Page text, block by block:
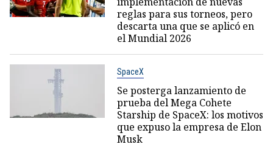
reglas para sus torneos, pero
descarta una que se aplicó en
el Mundial 2026
SpaceX
Se posterga lanzamiento de
prueba del Mega Cohete
Starship de SpaceX: los motivos
que expuso la empresa de Elon
Musk